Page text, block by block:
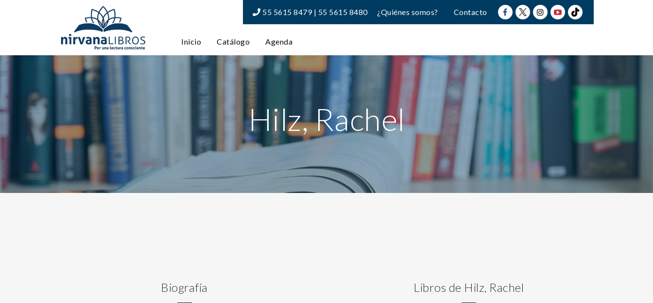
55 5615 8479 | 55 5615 8480 ¿Quiénes somos? Contacto
Inicio Catálogo Agenda
Hilz, Rachel
Biografía Libros de Hilz, Rachel